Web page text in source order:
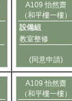
A109 怡然齋
（和平樓一樓）
設備組
教室整修
(同意申請)
A109 怡然齋
（和平樓一樓）